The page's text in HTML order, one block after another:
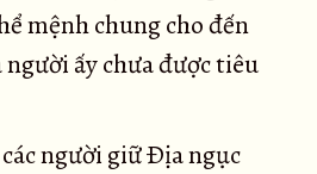
mệnh chung cho đến
ấy chưa được tiêu
người giữ Ðịa ngục